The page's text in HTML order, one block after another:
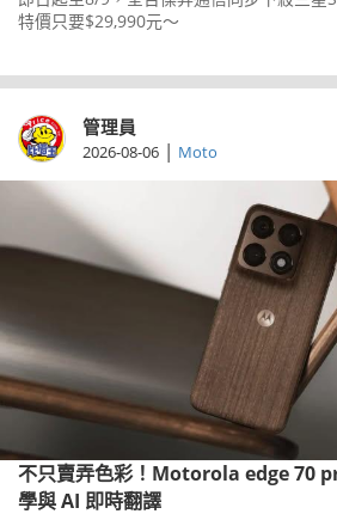
特價只要$29,990元～
管理員
2026-08-06 | Moto
不只賣弄色彩！Motorola edge 70
學與 AI 即時翻譯